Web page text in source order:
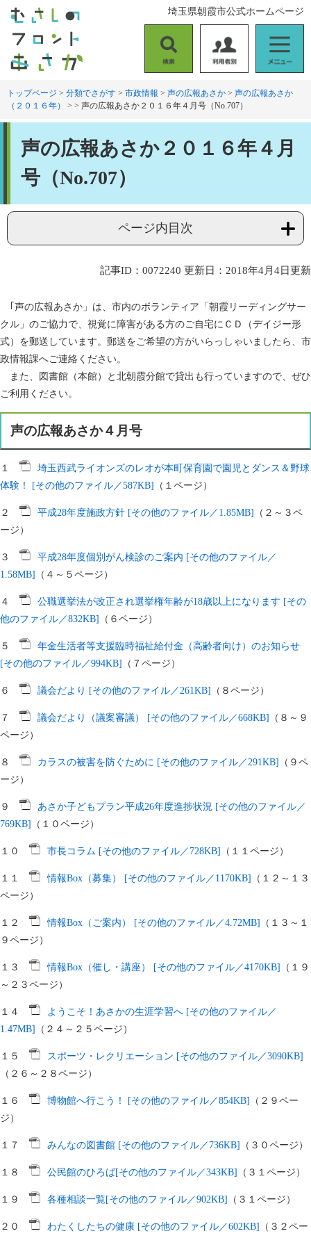
。
て
索
用
者
別
ニ
ュ
埼玉県朝霞市公式ホームページ
トップページ > 分類でさがす > 市政情報 > 声の広報あさか > 声の広報あさか
（２０１６年）
> > 声の広報あさか２０１６年４月号（No.707）
声の広報あさか２０１６年４月
号（No.707）
ページ内目次
記事ID：0072240 更新日：2018年4月4日更新
｢声の広報あさか」は、市内のボランティア「朝霞リーディングサー
クル」のご協力で、視覚に障害がある方のご自宅にＣＤ（デイジー形
式）を郵送しています。郵送をご希望の方がいらっしゃいましたら、市
政情報課へご連絡ください。
また、図書館（本館）と北朝霞分館で貸出も行っていますので、ぜひ
ご利用ください。
声の広報あさか４月号
１
埼玉西武ライオンズのレオが本町保育園で園児とダンス＆野球
体験！ [その他のファイル／587KB]
（１ページ）
２ 平成28年度施政方針 [その他のファイル／1.85MB]
（２～３ペ
ージ）
３
平成28年度個別がん検診のご案内 [その他のファイル／
1.58MB]
（４～５ページ）
４
公職選挙法が改正され選挙権年齢が18歳以上になります [その
他のファイル／832KB]
（６ページ）
５
年金生活者等支援臨時福祉給付金（高齢者向け）のお知らせ
[その他のファイル／994KB]
（７ページ）
６ 議会だより [その他のファイル／261KB] （８ページ）
７ 議会だより（議案審議） [その他のファイル／668KB]
（８～９
ページ）
８ カラスの被害を防ぐために [その他のファイル／291KB]
（９ペ
ージ）
９
あさか子どもプラン平成26年度進捗状況 [その他のファイル／
769KB]
（１０ページ）
１０ 市長コラム [その他のファイル／728KB] （１１ページ）
１１ 情報Box（募集） [その他のファイル／1170KB]
（１２～１３
ページ）
１２ 情報Box（ご案内） [その他のファイル／4.72MB]
（１３～１
９ページ）
１３ 情報Box（催し・講座） [その他のファイル／4170KB]
（１９
～２３ページ）
１４
ようこそ！あさかの生涯学習へ [その他のファイル／
1.47MB]
（２４～２５ページ）
１５
スポーツ・レクリエーション [その他のファイル／3090KB]
（２６～２８ページ）
１６ 博物館へ行こう！ [その他のファイル／854KB]
（２９ペー
ジ）
１７ みんなの図書館 [その他のファイル／736KB] （３０ページ）
１８ 公民館のひろば[その他のファイル／343KB] （３１ページ）
１９ 各種相談一覧[その他のファイル／902KB] （３１ページ）
２０ わたくしたちの健康 [その他のファイル／602KB]
（３２ペー